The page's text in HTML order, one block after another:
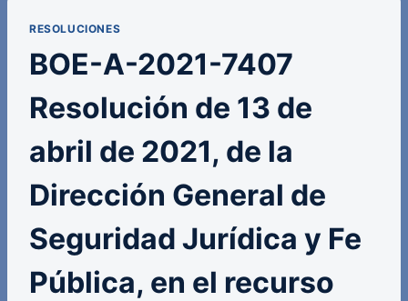
RESOLUCIONES
BOE-A-2021-7407
Resolución de 13 de
abril de 2021, de la
Dirección General de
Seguridad Jurídica y Fe
Pública, en el recurso